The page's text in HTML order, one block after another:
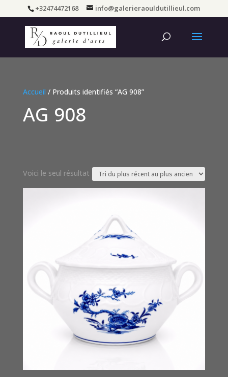
+32474472168 info@galerieraouldutillieul.com
Accueil / Produits identifiés “AG 908”
AG 908
Voici le seul résultat